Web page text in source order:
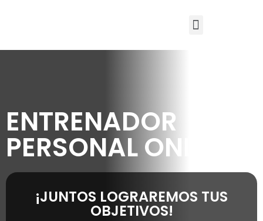
ENTRENADOR
PERSONAL ONLINE
¡JUNTOS LOGRAREMOS TUS
OBJETIVOS!